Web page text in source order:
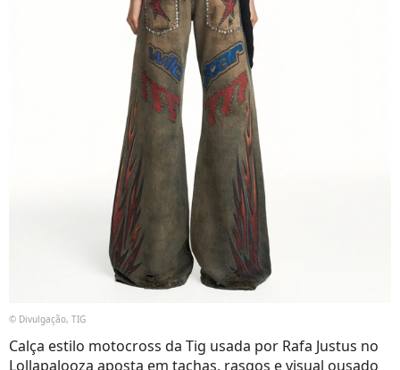
© Divulgação, TIG
Calça estilo motocross da Tig usada por Rafa Justus no
Lollapalooza aposta em tachas, rasgos e visual ousado